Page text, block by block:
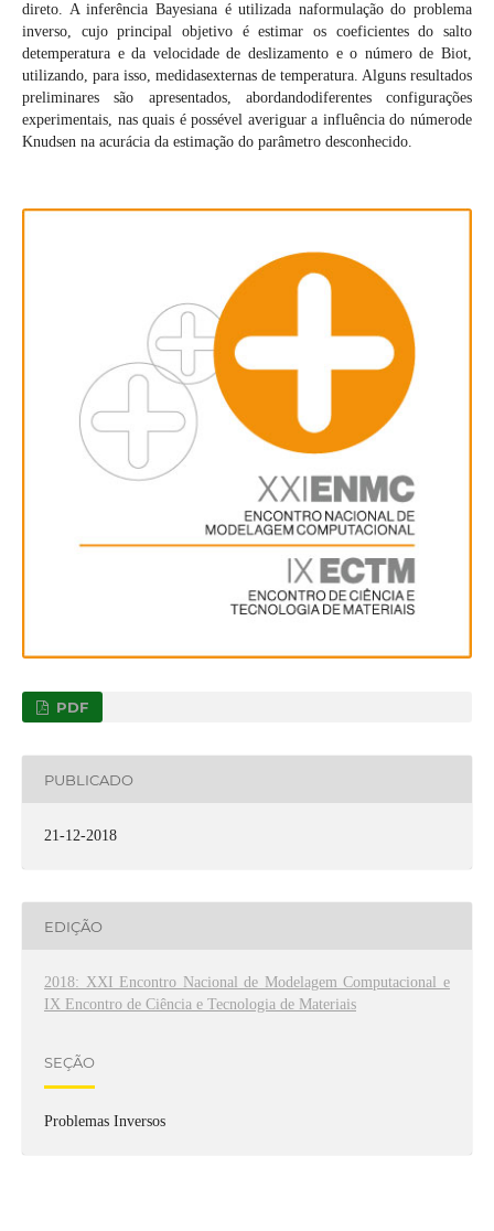
direto. A inferência Bayesiana é utilizada naformulação do problema
inverso, cujo principal objetivo é estimar os coeficientes do salto
detemperatura e da velocidade de deslizamento e o número de Biot,
utilizando, para isso, medidasexternas de temperatura. Alguns resultados
preliminares são apresentados, abordandodiferentes configurações
experimentais, nas quais é possével averiguar a influência do númerode
Knudsen na acurácia da estimação do parâmetro desconhecido.
PDF
PUBLICADO
21-12-2018
EDIÇÃO
2018: XXI Encontro Nacional de Modelagem Computacional e
IX Encontro de Ciência e Tecnologia de Materiais
SEÇÃO
Problemas Inversos